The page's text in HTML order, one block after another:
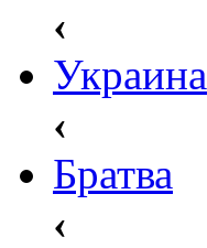
‹
Украина
‹
Братва
‹